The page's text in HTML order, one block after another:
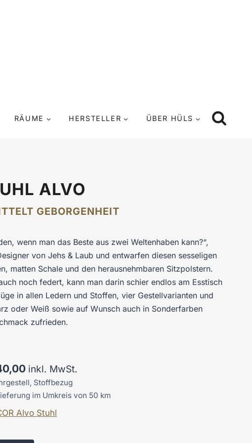
RÄUME HERSTELLER ÜBER HÜLS
ALVO
GEBORGENHEIT
wenn man das Beste aus zwei Weltenhaben kann?“,
von Jehs & Laub und entwarfen diesen sesseligen
matten Schale und den herausnehmbaren Sitzpolstern.
noch federt, kann man darin schier endlos am Esstisch
in allen Ledern und Stoffen, vier Gestellvarianten und
oder Weiß sowie auf Wunsch auch in Sonderfarben
zufrieden.
inkl. MwSt.
Stoffbezug
im Umkreis von 50 km
Alvo Stuhl